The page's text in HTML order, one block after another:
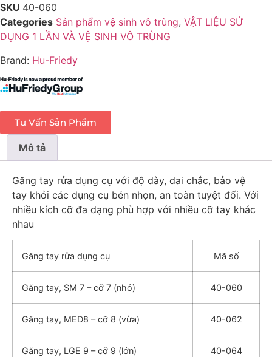
SKU 40-060
Categories Sản phẩm vệ sinh vô trùng, VẬT LIỆU SỬ
DỤNG 1 LẦN VÀ VỆ SINH VÔ TRÙNG
Brand: Hu-Friedy
Tư Vấn Sản Phẩm
Mô tả
Găng tay rửa dụng cụ với độ dày, dai chắc, bảo vệ
tay khỏi các dụng cụ bén nhọn, an toàn tuyệt đối. Với
nhiều kích cỡ đa dạng phù hợp với nhiều cỡ tay khác
nhau
Găng tay rửa dụng cụ Mã số
Găng tay, SM 7 – cỡ 7 (nhỏ) 40-060
Găng tay, MED8 – cỡ 8 (vừa) 40-062
Găng tay, LGE 9 – cỡ 9 (lớn) 40-064